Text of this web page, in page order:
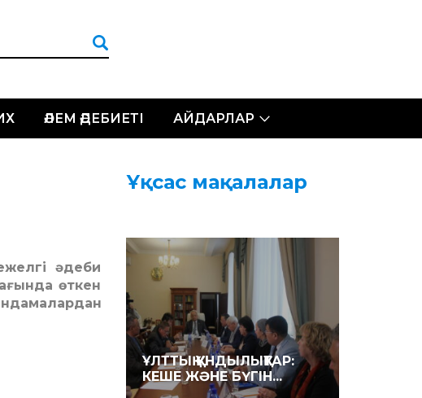
ӘЛЕМ ӘДЕБИЕТІ АЙДАРЛАР
әдеби
өткен
Ұқсас мақалалар
ҰЛТ­ТЫҚ ҚҰНДЫЛЫҚТАР:
КЕШЕ ЖӘНЕ БҮГІН...